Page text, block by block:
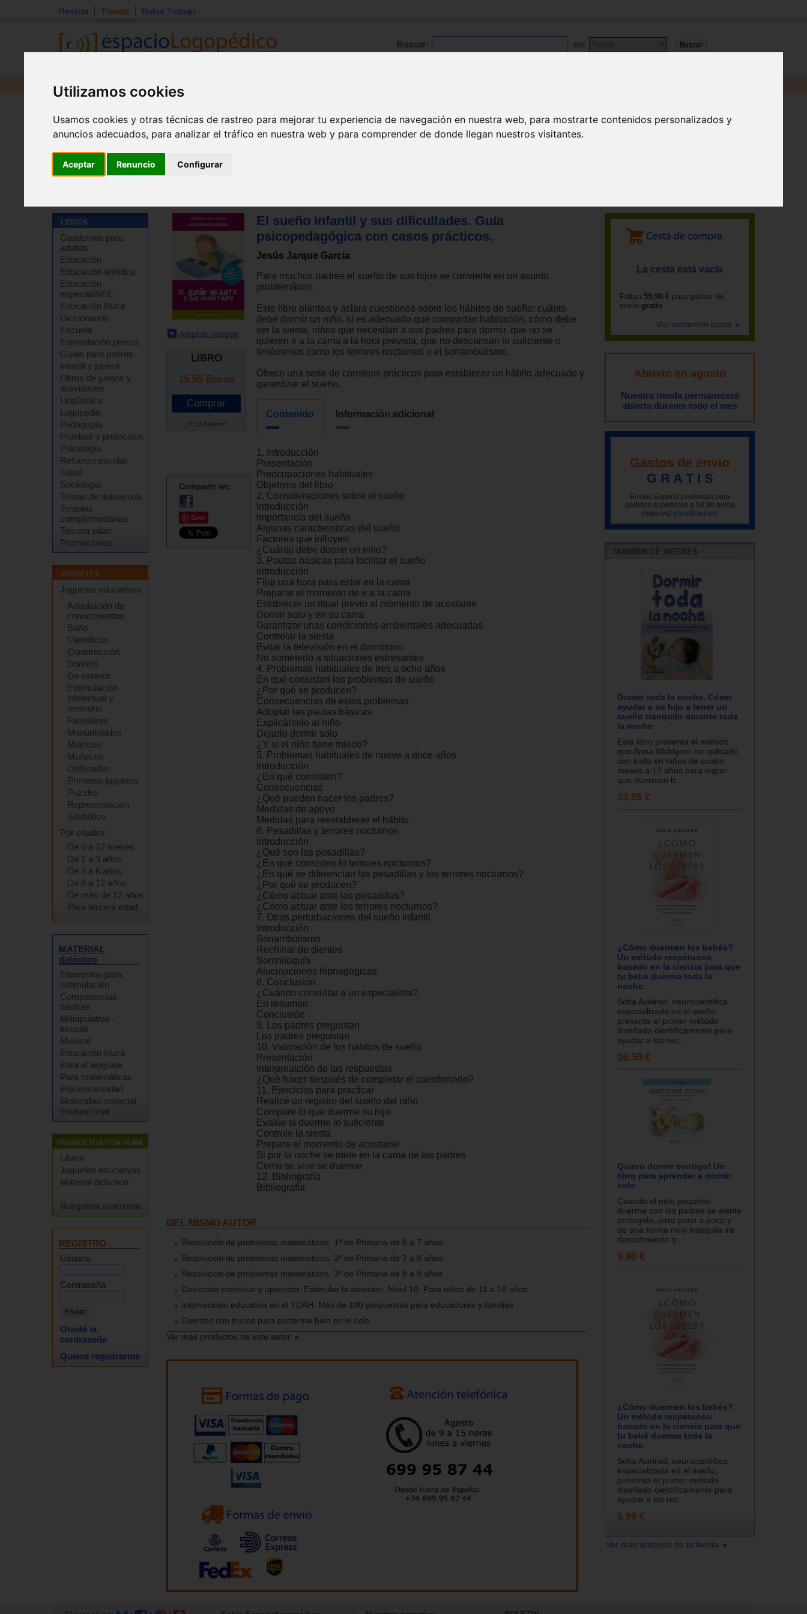
Utilizamos cookies
Usamos cookies y otras técnicas de rastreo para mejorar tu experiencia de navegación en nuestra web, para mostrarte contenidos personalizados y
anuncios adecuados, para analizar el tráfico en nuestra web y para comprender de donde llegan nuestros visitantes.
Aceptar Renuncio Configurar
Revista Tienda Bolsa Trabajo
Buscar: en:
Revista Material
Cuadernos para
adultos
Educación
Educación artística
Educación
especial/NEE
Educación física
Diccionarios
Escuela
Estimulación precoz
Guías para padres
Infantil y juvenil
Libros de juegos y
actividades
Lingüística
Logopedia
Pedagogía
Pruebas y protocolos
Psicología
Refuerzo escolar
Salud
Sociología
Temas de autoayuda
Terapias
complementarias
Tercera edad
Promociones
Juguetes educativos
Adquisición de
conocimientos
Baño
Científicos
Construcción
Dominó
De exterior
Estimulación
intelectual y
memoria
Familiares
Manualidades
Motrices
Muñecos
Ordenador
Primeros juguetes
Puzzles
Representación
Simbólico
Por edades:
De 0 a 12 meses
De 1 a 3 años
De 3 a 6 años
De 6 a 12 años
De más de 12 años
Para tercera edad
MATERIAL
didáctico
Elementos para
estimulación
Competencias
básicas
Manipulativo -
escolar
Musical
Educación física
Para el lenguaje
Para matemáticas
Psicomotricidad
Motricidad orofacial
miofuncional
Libros
Juguetes educativos
Material didáctico
Busqueda avanzada
REGISTRO
Usuario
Contraseña
Olvidé la
contraseña
Quiero registrarme
Ampliar imagen
LIBRO
15.55 Euros
17.24 Dólares*
Compartir en:
Save
El sueño infantil y sus dificultades. Guía
psicopedagógica con casos prácticos.
Jesús Jarque García
Para muchos padres el sueño de sus hijos se convierte en un asunto
problemático.
Este libro plantea y aclara cuestiones sobre los hábitos de sueño: cuánto
debe dormir un niño, si es adecuado que compartan habitación, cómo debe
ser la siesta, niños que necesitan a sus padres para dormir, que no se
quieren ir a la cama a la hora prevista, que no descansan lo suficiente o
fenómenos como los terrores nocturnos o el sonambulismo.
Ofrece una serie de consejos prácticos para establecer un hábito adecuado y
garantizar el sueño.
Contenido Información adicional
1. Introducción
Presentación
Preocupaciones habituales
Objetivos del libro
2. Consideraciones sobre el sueño
Introducción
Importancia del sueño
Algunas características del sueño
Factores que influyen
¿Cuánto debe dormir un niño?
3. Pautas básicas para facilitar el sueño
Introducción
Fijar una hora para estar en la cama
Preparar el momento de ir a la cama
Establecer un ritual previo al momento de acostarse
Dormir solo y en su cama
Garantizar unas condiciones ambientales adecuadas
Controlar la siesta
Evitar la televisión en el dormitorio
No someterlo a situaciones estresantes
4. Problemas habituales de tres a ocho años
En qué consisten los problemas de sueño
¿Por qué se producen?
Consecuencias de estos problemas
Adoptar las pautas básicas
Explicárselo al niño
Dejarlo dormir solo
¿Y si el niño tiene miedo?
5. Problemas habituales de nueve a doce años
Introducción
¿En qué consisten?
Consecuencias
¿Qué pueden hacer los padres?
Medidas de apoyo
Medidas para reestablecer el hábito
6. Pesadillas y terrores nocturnos
Introducción
¿Qué son las pesadillas?
¿En qué consisten lo terrores nocturnos?
¿En qué se diferencian las pesadillas y los terrores nocturnos?
¿Por qué se producen?
¿Cómo actuar ante las pesadillas?
¿Cómo actuar ante los terrores nocturnos?
7. Otras perturbaciones del sueño infantil
Introducción
Sonambulismo
Rechinar de dientes
Somniloquía
Alucinaciones hipnagógicas
8. Conclusión
¿Cuándo consultar a un especialista?
En resumen
Conclusión
9. Los padres preguntan
Los padres preguntan
10. Valoración de los hábitos de sueño
Presentación
Interpreatción de las respuestas
¿Qué hacer después de completar el cuestionario?
11. Ejercicios para practicar
Realice un registro del sueño del niño
Compare lo que duerme su hijo
Evalúe si duerme lo suficiente
Controle la siesta
Prepare el momento de acostarse
Si por la noche se mete en la cama de los padres
Como se vive se duerme
12. Bibliografía
Bibliografía
DEL MISMO AUTOR
Resolución de problemas matemáticos. 1º de Primaria de 6 a 7 años
Resolución de problemas matemáticos. 2º de Primaria de 7 a 8 años
Resolución de problemas matemáticos. 3º de Primaria de 8 a 9 años
Colección estimular y aprender. Estimular la atención. Nivel 10. Para niños de 11 a 16 años
Intervención educativa en el TDAH. Más de 100 propuestas para educadores y familias
Cuentos con trucos para portarme bien en el cole
Ver más productos de este autor
La cesta está vacía
Faltan 59,90 € para gastos de
envío gratis
Ver contenido cesta
Abierto en agosto
Nuestra tienda permanecerá
abierta durante todo el mes
Gastos de envío
G R A T I S
Envíos España península para
pedidos superiores a 59,90 euros
(más iva) (condiciones)
Dormir toda la noche. Cómo
ayudar a su hijo a tener un
sueño tranquilo durante toda
la noche
Este libro presenta el método
que Anna Wahlgren ha aplicado
con éxito en niños de cuatro
meses a 12 años para lograr
que duerman b...
33.05 €
¿Cómo duermen los bebés?
Un método respetuoso
basado en la ciencia para que
tu bebé duerma toda la
noche.
Sofia Axelrod, neurocientífica
especializada en el sueño,
presenta el primer método
diseñado científicamente para
ayudar a los rec...
16.50 €
Quiero dormir contigo! Un
libro para aprender a dormir
solo
Cuando el niño pequeño
duerme con los padres se siente
protegido, pero poco a poco y
de una forma muy tranquila irá
descubriendo q...
9.90 €
¿Cómo duermen los bebés?
Un método respetuoso
basado en la ciencia para que
tu bebé duerma toda la
noche.
Sofia Axelrod, neurocientífica
especializada en el sueño,
presenta el primer método
diseñado científicamente para
ayudar a los rec...
5.99 €
Ver más artículos de la tienda